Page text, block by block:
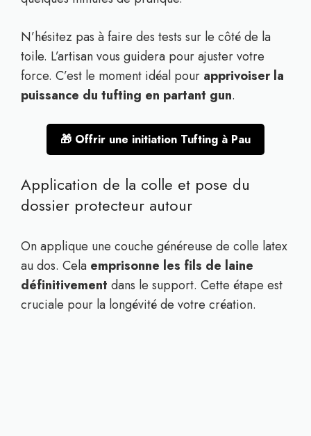
N’hésitez pas à faire des tests sur le côté de la
toile. L’artisan vous guidera pour ajuster votre
force. C’est le moment idéal pour apprivoiser la
puissance du tufting en partant gun.
🎁 Offrir une initiation Tufting à Pau
Application de la colle et pose du
dossier protecteur autour
On applique une couche généreuse de colle latex
au dos. Cela emprisonne les fils de laine
définitivement dans le support. Cette étape est
cruciale pour la longévité de votre création.